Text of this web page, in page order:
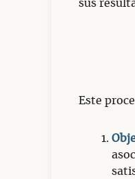
sus
Este